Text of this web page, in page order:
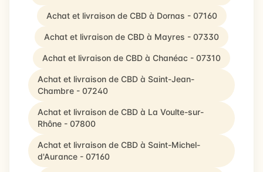
Achat et livraison de CBD à Dornas - 07160
Achat et livraison de CBD à Mayres - 07330
Achat et livraison de CBD à Chanéac - 07310
Achat et livraison de CBD à Saint-Jean-
Chambre - 07240
Achat et livraison de CBD à La Voulte-sur-
Rhône - 07800
Achat et livraison de CBD à Saint-Michel-
d'Aurance - 07160